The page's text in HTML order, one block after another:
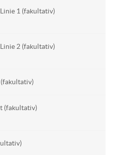
1 (fakultativ)
2 (fakultativ)
(fakultativ)